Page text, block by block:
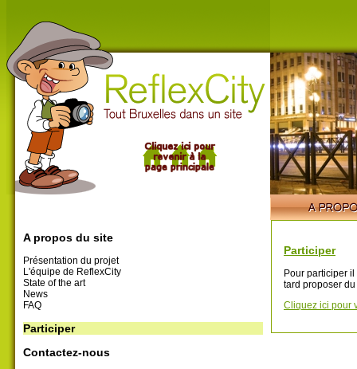
A propos du site
Présentation du projet
L'équipe de ReflexCity
State of the art
News
FAQ
Participer
Contactez-nous
Participer
Pour participer
tard proposer
Cliquez ici pour